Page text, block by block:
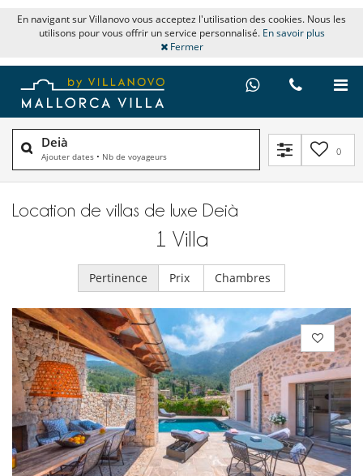
En navigant sur Villanovo vous acceptez l'utilisation des cookies. Nous les
utilisons pour vous offrir un service personnalisé. En savoir plus
Fermer
Deià
Ajouter dates • Nb de voyageurs 0
Location de villas de luxe Deià
1 Villa
Pertinence Prix Chambres